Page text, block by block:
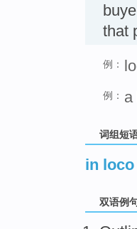
that
例：
例： a
词组短
in
双语例